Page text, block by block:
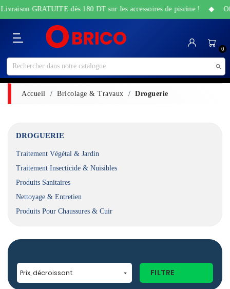
Catégorie
Accueil
Bricolage
&
Travaux
Sanitaire
Maison
Santé
&
Beauté
High-
Tech
Jardin
&
Piscine
Animalerie
0

GRATUITE dès 180 DT sur les accessoires de piscine ! ◆
Accueil Bricolage & Travaux Droguerie
Prix, décroissant  FILTRE
DROGUERIE
Traitement Végétal & Jardin
Traitement Insecticide & Nuisibles
Produits Sanitaires
Nettoyage & Entretien
Produits Pour Chaussures & Cuir